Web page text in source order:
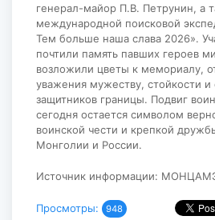
генерал-майор П.В. Петрунин, а
международной поисковой
Тем больше наша слава 2026».
почтили память павших героев
возложили цветы к мемориалу,
уважения мужеству, стойкости
защитников границы. Подвиг
сегодня остается символом
воинской чести и крепкой
Монголии и России.
Источник информации:
Просмотры: 948